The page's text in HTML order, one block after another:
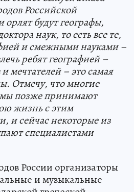
Российской
будут географы,
наук, то есть все те,
и смежными науками –
ребят географией –
мечтателей – это самая
Отмечу, что многие
позже принимают
жизнь с этим
и сейчас некоторые из
специалистами
России организаторы
и музыкальные